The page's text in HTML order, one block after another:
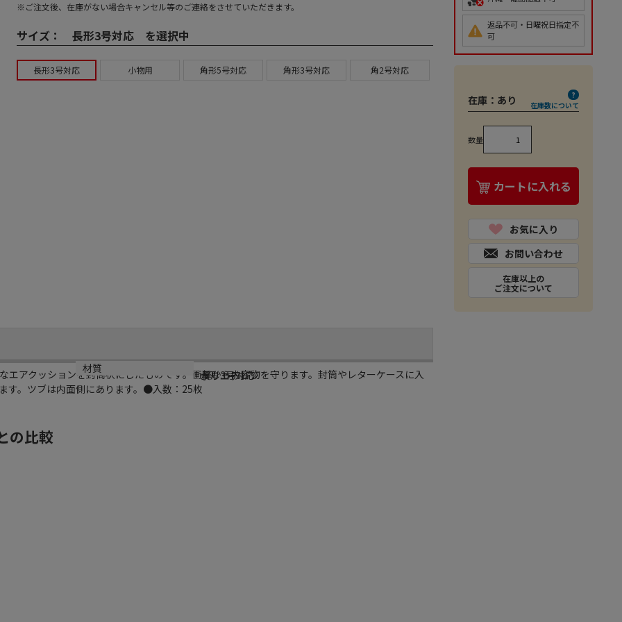
※ご注文後、在庫がない場合キャンセル等のご連絡をさせていただきます。
サイズ： 長形3号対応 を選択中
長形3号対応 小物用 角形5号対応 角形3号対応 角2号対応
エアクッションを封筒状にしたものです。衝撃から内容物を守ります。封筒やレターケースに入
す。ツブは内面側にあります。●入数：25枚
規格
長形3号対応
材質
ポリエチレン
返品不可・日曜祝日指定不
可
在庫： あり 在庫数について
数量
カートに入れる
お気に入り
お問い合わせ
在庫以上の
ご注文について
の比較